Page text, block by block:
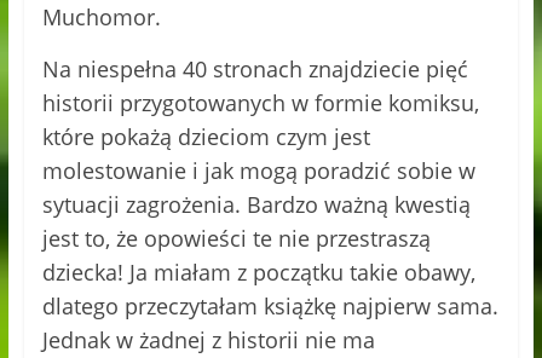
Muchomor.
Na niespełna 40 stronach znajdziecie pięć
historii przygotowanych w formie komiksu,
które pokażą dzieciom czym jest
molestowanie i jak mogą poradzić sobie w
sytuacji zagrożenia. Bardzo ważną kwestią
jest to, że opowieści te nie przestraszą
dziecka! Ja miałam z początku takie obawy,
dlatego przeczytałam książkę najpierw sama.
Jednak w żadnej z historii nie ma